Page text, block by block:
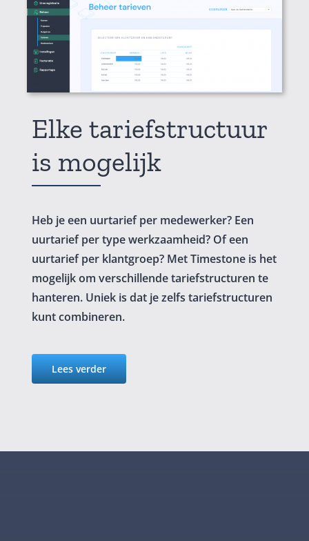
Elke tariefstructuur
is mogelijk
Heb je een uurtarief per medewerker? Een
uurtarief per type werkzaamheid? Of een
uurtarief per klantgroep? Met Timestone is het
mogelijk om verschillende tariefstructuren te
hanteren. Uniek is dat je zelfs tariefstructuren
kunt combineren.
Lees verder